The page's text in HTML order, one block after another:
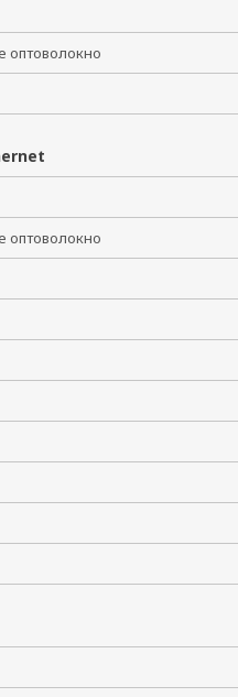
оптоволокно
оптоволокно